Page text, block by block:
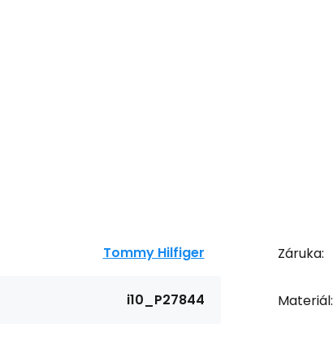
Tommy Hilfiger
i10_P27844
Záruka:
Materiál: